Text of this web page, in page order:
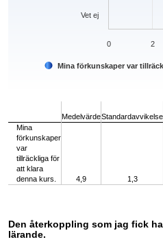
Mina förkunskaper var
Vet ej
0 2
MedelvärdeStandardavvikelse
Mina
förkunskaper
var
tillräckliga för
att klara
denna kurs.
4,9 1,3
Den återkoppling som jag fick
lärande.